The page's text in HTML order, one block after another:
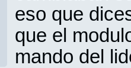
eso que
que el
mando del